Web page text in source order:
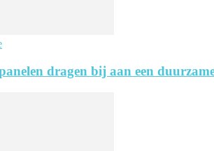
dragen bij aan een